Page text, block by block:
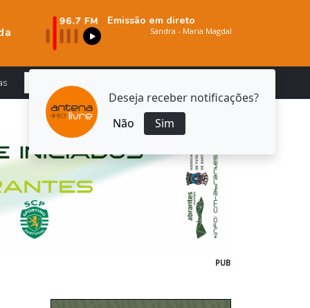
Deseja receber notificações?
Não
Sim
Emissão em direto
PUB